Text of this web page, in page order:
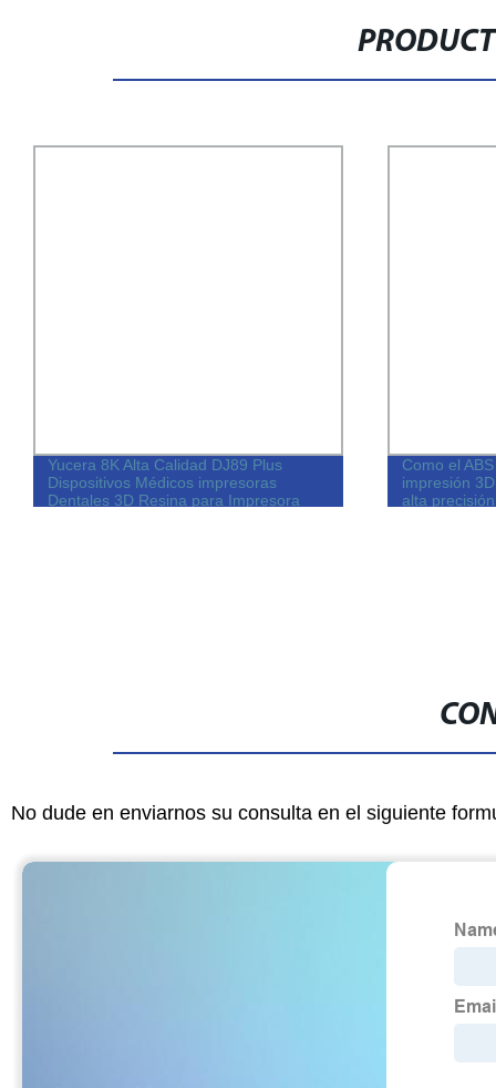
Yucera 8K Alta Calidad DJ89 Plus
Dispositivos Médicos impresoras
Dentales 3D Resina para Impresora
Como el
impresión
alta
No dude en enviarnos su consulta en el siguiente